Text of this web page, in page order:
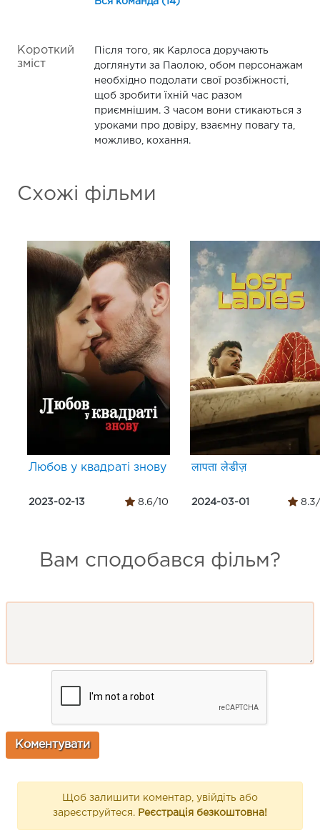
Вся команда (14)
Короткий
зміст
Після того, як Карлоса доручають
доглянути за Паолою, обом персонажам
необхідно подолати свої розбіжності,
щоб зробити їхній час разом
приємнішим. З часом вони стикаються з
уроками про довіру, взаємну повагу та,
можливо, кохання.
Схожі фільми
Любов у квадраті знову
2023-02-13 8.6/10
लापता लेडीज़
2024-03-01 8.3/
Вам сподобався фільм?
Щоб залишити коментар, увійдіть або
зареєструйтеся. Реєстрація безкоштовна!